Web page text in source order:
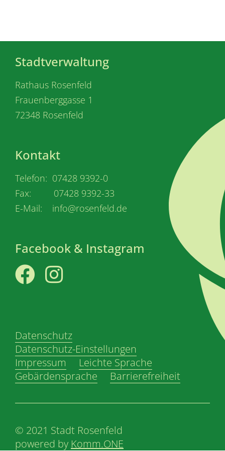
Stadtverwaltung
Rathaus Rosenfeld
Frauenberggasse 1
72348 Rosenfeld
Kontakt
Telefon: 07428 9392-0
Fax: 07428 9392-33
E-Mail: info@rosenfeld.de
Facebook & Instagram
Datenschutz
Datenschutz-Einstellungen
Impressum
Leichte Sprache
Gebärdensprache
Barrierefreiheit
© 2021 Stadt Rosenfeld
powered by Komm.ONE